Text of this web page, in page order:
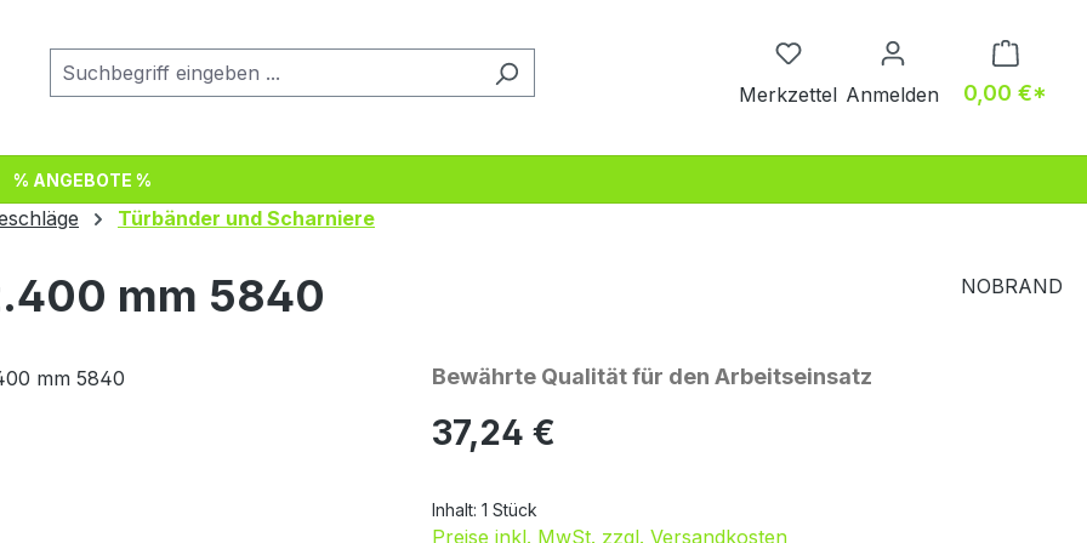
Du hast 0 Produkte auf dem
Merkzettel Anmelden 0,00 €*
% ANGEBOTE %
Türbänder und Scharniere
mm 5840 NOBRAND
Bewährte Qualität für den Arbeitseinsatz
Regulärer Preis:
37,24 €
Inhalt: 1 Stück
Preise inkl. MwSt. zzgl. Versandkosten